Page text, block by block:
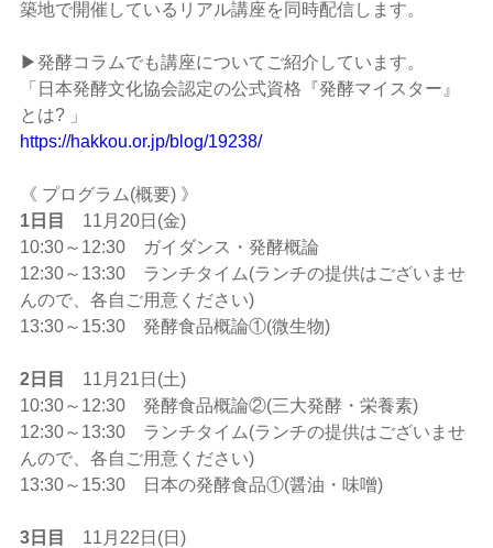
築地で開催しているリアル講座を同時配信します。
▶発酵コラムでも講座についてご紹介しています。
「日本発酵文化協会認定の公式資格『発酵マイスター』
とは? 」
https://hakkou.or.jp/blog/19238/
《 プログラム(概要) 》
1日目
11月20日(金)
10:30～12:30 ガイダンス・発酵概論
12:30～13:30 ランチタイム(ランチの提供はございませ
んので、各自ご用意ください)
13:30～15:30 発酵食品概論①(微生物)
2日目
11月21日(土)
10:30～12:30 発酵食品概論②(三大発酵・栄養素)
12:30～13:30 ランチタイム(ランチの提供はございませ
んので、各自ご用意ください)
13:30～15:30 日本の発酵食品①(醤油・味噌)
3日目
11月22日(日)